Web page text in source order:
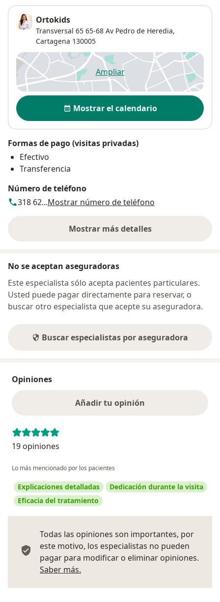
Ortokids
Transversal 65 65-68 Av Pedro de Heredia,
Cartagena 130005
Ampliarse abre en una nueva
Disponibilidad
Mostrar el calendario
Formas de pago (visitas privadas)
Efectivo
Transferencia
Número de teléfono
318 62...Mostrar número de teléfono
Mostrar más detalles
sobre la dirección
No se aceptan aseguradoras
Este especialista sólo acepta pacientes particulares.
Usted puede pagar directamente para reservar, o
buscar otro especialista que acepte su aseguradora.
Buscar especialistas por aseguradora
Opiniones
Añadir tu opinión
19 opiniones
Lo más mencionado por los pacientes
Explicaciones detalladas
Dedicación durante la visita
Eficacia del tratamiento
Todas las opiniones son importantes, por
este motivo, los especialistas no pueden
pagar para modificar o eliminar opiniones.
Saber más.